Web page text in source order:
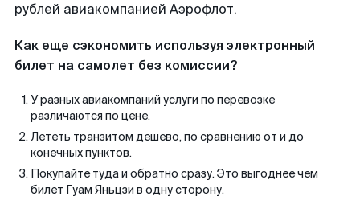
рублей авиакомпанией Аэрофлот.
Как еще сэкономить используя электронный
билет на самолет без комиссии?
У разных авиакомпаний услуги по перевозке
различаются по цене.
Лететь транзитом дешево, по сравнению от и до
конечных пунктов.
Покупайте туда и обратно сразу. Это выгоднее чем
билет Гуам Яньцзи в одну сторону.